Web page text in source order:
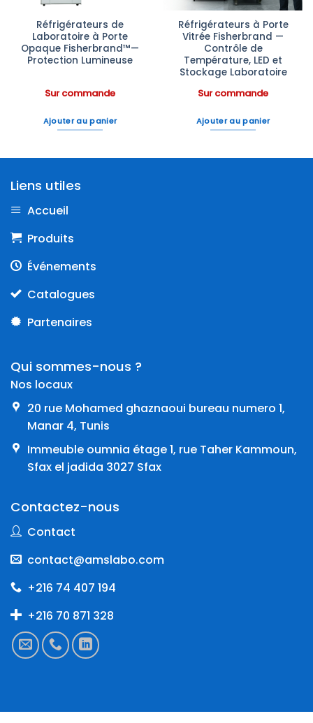
Réfrigérateurs de
Laboratoire à Porte
Opaque Fisherbrand™—
Protection Lumineuse
Sur commande
Ajouter au panier
Réfrigérateurs à Porte
Vitrée Fisherbrand —
Contrôle de
Température, LED et
Stockage Laboratoire
Sur commande
Ajouter au panier
Liens utiles
Accueil
Produits
Événements
Catalogues
Partenaires
Qui sommes-nous ?
Nos locaux
20 rue Mohamed ghaznaoui bureau numero 1,
Manar 4, Tunis
Immeuble oumnia étage 1, rue Taher Kammoun,
Sfax el jadida 3027 Sfax
Contactez-nous
Contact
contact@amslabo.com
+216 74 407 194
+216 70 871 328